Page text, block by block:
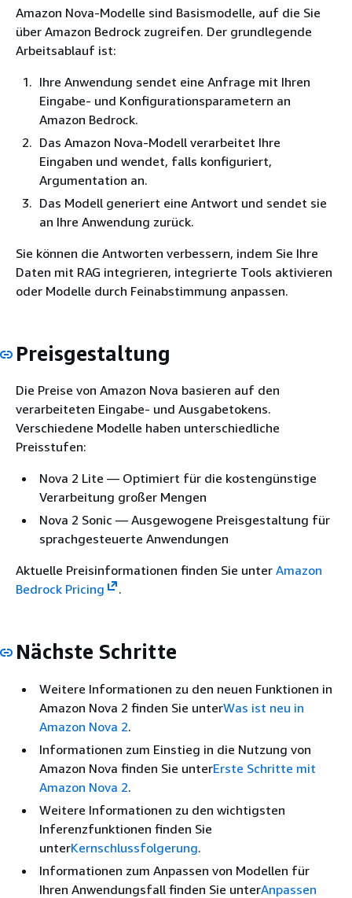
Amazon Nova-Modelle sind Basismodelle, auf die Sie
über Amazon Bedrock zugreifen. Der grundlegende
Arbeitsablauf ist:
Ihre Anwendung sendet eine Anfrage mit Ihren
Eingabe- und Konfigurationsparametern an
Amazon Bedrock.
Das Amazon Nova-Modell verarbeitet Ihre
Eingaben und wendet, falls konfiguriert,
Argumentation an.
Das Modell generiert eine Antwort und sendet sie
an Ihre Anwendung zurück.
Sie können die Antworten verbessern, indem Sie Ihre
Daten mit RAG integrieren, integrierte Tools aktivieren
oder Modelle durch Feinabstimmung anpassen.
Preisgestaltung
Die Preise von Amazon Nova basieren auf den
verarbeiteten Eingabe- und Ausgabetokens.
Verschiedene Modelle haben unterschiedliche
Preisstufen:
Nova 2 Lite — Optimiert für die kostengünstige
Verarbeitung großer Mengen
Nova 2 Sonic — Ausgewogene Preisgestaltung für
sprachgesteuerte Anwendungen
Aktuelle Preisinformationen finden Sie unter Amazon
Bedrock Pricing
.
Nächste Schritte
Weitere Informationen zu den neuen Funktionen in
Amazon Nova 2 finden Sie unterWas ist neu in
Amazon Nova 2.
Informationen zum Einstieg in die Nutzung von
Amazon Nova finden Sie unterErste Schritte mit
Amazon Nova 2.
Weitere Informationen zu den wichtigsten
Inferenzfunktionen finden Sie
unterKernschlussfolgerung.
Informationen zum Anpassen von Modellen für
Ihren Anwendungsfall finden Sie unterAnpassen